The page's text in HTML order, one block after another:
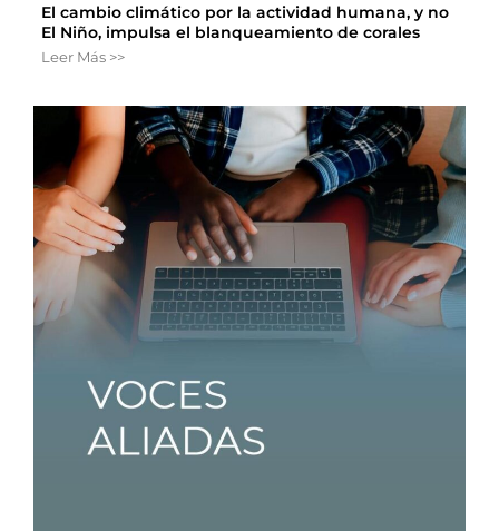
El cambio climático por la actividad humana, y no
El Niño, impulsa el blanqueamiento de corales
Leer Más >>